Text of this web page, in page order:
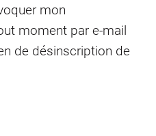
mon
moment par e-mail
de désinscription de